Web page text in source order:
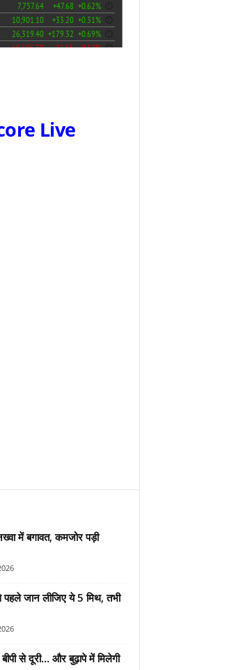
Live
में बगावत, कमजोर पड़ी
जान लीजिए ये 5 मिथ, तभी
से दूरी… और बुढ़ापे में मिलेगी